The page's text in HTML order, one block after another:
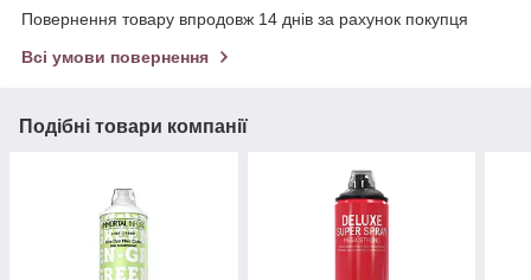
Повернення товару впродовж 14 днів за рахунок покупця
Всі умови повернення
Подібні товари компанії